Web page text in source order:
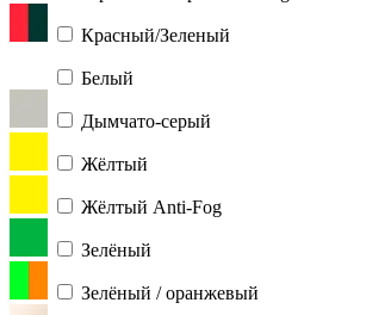
Красный/Зеленый
Белый
Дымчато-серый
Жёлтый
Жёлтый Anti-Fog
Зелёный
Зелёный / оранжевый